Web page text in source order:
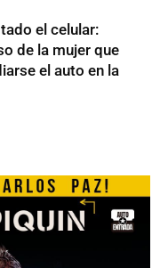
el celular:
de la mujer que
el auto en la